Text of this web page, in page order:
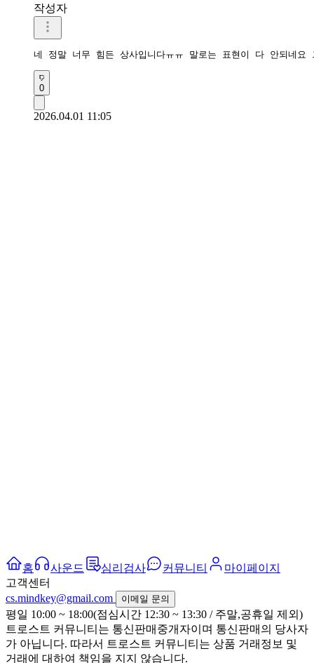
작성자
네 정말 너무 힘든 상사입니다ㅠㅠ 말로는 표현이 다 안되네
0
2026.04.01 11:05
홈 사운드 심리검사 커뮤니티
마이페이지
고객센터
cs.mindkey@gmail.com
이메일 문의
평일 10:00 ~ 18:00(점심시간 12:30 ~ 13:30 / 주말,공휴일 제외)
트로스트 커뮤니티는 통신판매중개자이며 통신판매의 당사자
가 아닙니다. 따라서 트로스트 커뮤니티는 상품 거래정보 및
거래에 대하여 책임을 지지 않습니다.